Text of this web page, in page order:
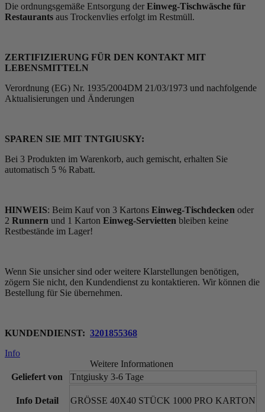
Die ordnungsgemäße Entsorgung der Einweg-Tischwäsche für
Restaurants aus Trockenvlies erfolgt im Restmüll.
ZERTIFIZIERUNG FÜR DEN KONTAKT MIT
LEBENSMITTELN
Verordnung (EG) Nr. 1935/2004DM 21/03/1973 und nachfolgende
Aktualisierungen und Änderungen
SPAREN SIE MIT TNTGIUSKY:
Bei 3 Produkten im Warenkorb, auch gemischt, erhalten Sie
automatisch 5 % Rabatt.
HINWEIS: Beim Kauf von 3 Kartons Einweg-Tischdecken oder
2 Runnern und 1 Karton Einweg-Servietten bleiben keine
Restbestände im Lager!
Wenn Sie unsicher sind oder weitere Klarstellungen benötigen,
zögern Sie nicht, den Kundendienst zu kontaktieren. Wir können die
Bestellung für Sie übernehmen.
KUNDENDIENST: 3201855368
Info
Weitere Informationen
Geliefert von
Tntgiusky 3-6 Tage
Info Detail GRÖSSE 40X40 STÜCK 1000 PRO KARTON